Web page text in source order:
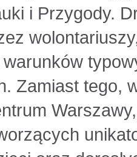
i Przygody.
Zamiast tego,